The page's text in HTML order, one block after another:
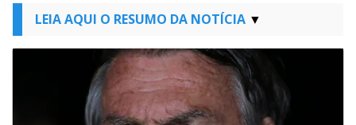
LEIA AQUI O RESUMO DA NOTÍCIA